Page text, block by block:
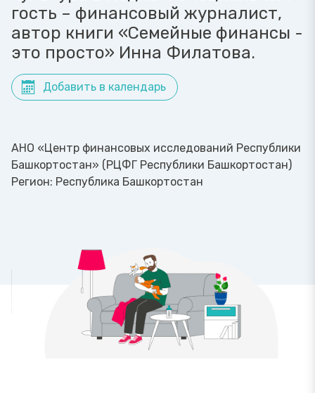
гость – финансовый журналист,
автор книги «Семейные финансы -
это просто» Инна Филатова.
Добавить в календарь
АНО «Центр финансовых исследований Республики
Башкортостан» (РЦФГ Республики Башкортостан)
Регион: Республика Башкортостан